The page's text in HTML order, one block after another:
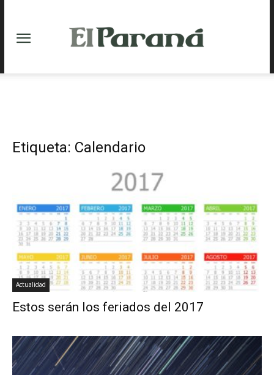
Etiqueta: Calendario
Actualidad
Estos serán los feriados del 2017